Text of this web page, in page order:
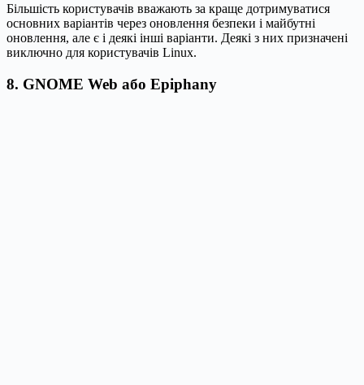
Більшість користувачів вважають за краще дотримуватися
основних варіантів через оновлення безпеки і майбутні
оновлення, але є і деякі інші варіанти. Деякі з них призначені
виключно для користувачів Linux.
8. GNOME Web або Epiphany